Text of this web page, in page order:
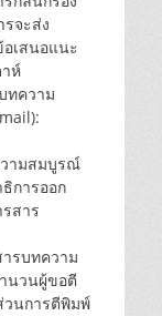
จะส่ง
เสนอแนะ
ห์
ทความ
ามสมบูรณ์
การออก
สาร
รบทความ
นวนผู้ขอตี
นการตีพิมพ์